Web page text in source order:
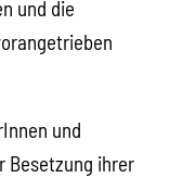
und die
und
Besetzung ihrer